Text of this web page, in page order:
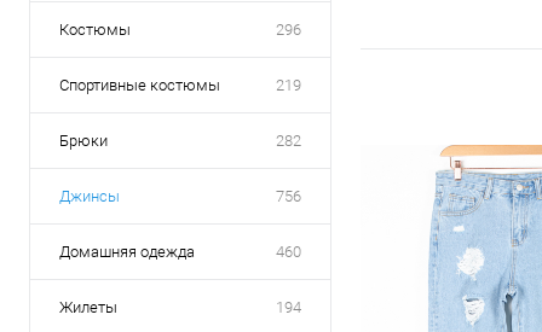
Костюмы 296
Спортивные костюмы 219
Брюки 282
Джинсы 756
Домашняя одежда 460
Жилеты 194